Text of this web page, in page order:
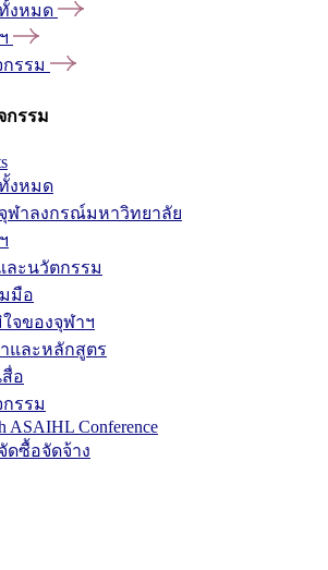
งหมด
รรม
กรรม
งหมด
ฬาลงกรณ์มหาวิทยาลัย
ละนวัตกรรม
มือ
จของจุฬาฯ
และหลักสูตร
อ
รรม
ASAIHL Conference
ดซื้อจัดจ้าง